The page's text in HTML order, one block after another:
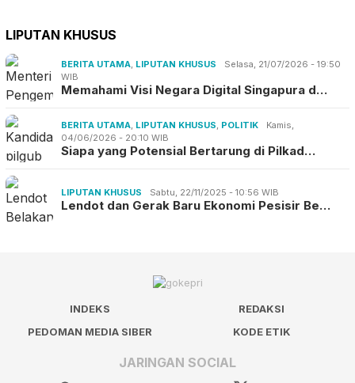
LIPUTAN KHUSUS
BERITA UTAMA LIPUTAN KHUSUS
Selasa, 21/07/2026 - 19:50
WIB
Memahami Visi Negara Digital Singapura d…
BERITA UTAMA LIPUTAN KHUSUS POLITIK
Kamis,
04/06/2026 - 20:10 WIB
Siapa yang Potensial Bertarung di Pilkad…
LIPUTAN KHUSUS Sabtu, 22/11/2025 - 10:56 WIB
Lendot dan Gerak Baru Ekonomi Pesisir Be…
INDEKS
REDAKSI
PEDOMAN MEDIA SIBER
KODE ETIK
JARINGAN SOCIAL